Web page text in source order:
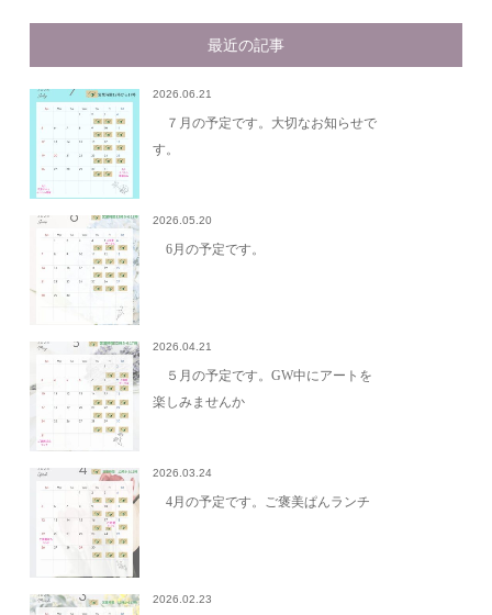
最近の記事
2026.06.21
７月の予定です。大切なお知らせで
す。
2026.05.20
6月の予定です。
2026.04.21
５月の予定です。GW中にアートを
楽しみませんか
2026.03.24
4月の予定です。ご褒美ぱんランチ
2026.02.23